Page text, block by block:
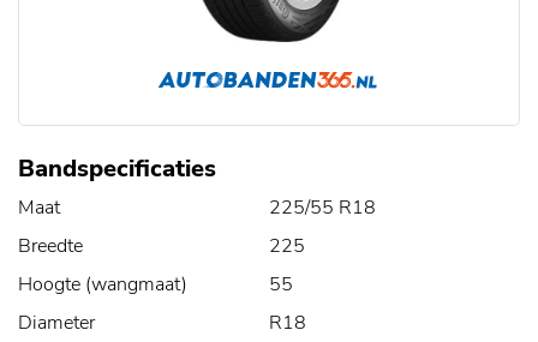
Bandspecificaties
Maat
225/55 R18
Breedte
225
Hoogte (wangmaat)
55
Diameter
R18